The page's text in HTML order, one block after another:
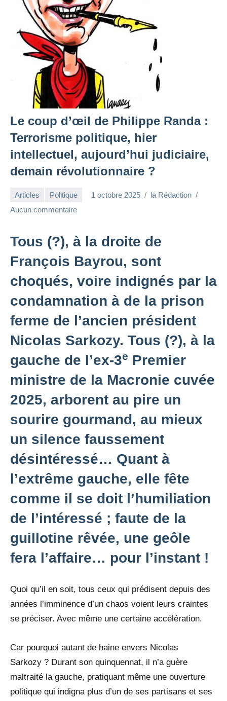
Le coup d’œil de Philippe Randa :
Terrorisme politique, hier
intellectuel, aujourd’hui judiciaire,
demain révolutionnaire ?
Articles Politique 1 octobre 2025
la Rédaction
Aucun commentaire
Tous (?), à la droite de
François Bayrou, sont
choqués, voire indignés par la
condamnation à de la prison
ferme de l’ancien président
Nicolas Sarkozy. Tous (?), à la
gauche de l’ex-3e Premier
ministre de la Macronie cuvée
2025, arborent au pire un
sourire gourmand, au mieux
un silence faussement
désintéressé… Quant à
l’extrême gauche, elle fête
comme il se doit l’humiliation
de l’intéressé ; faute de la
guillotine rêvée, une geôle
fera l’affaire… pour l’instant !
Quoi qu’il en soit, tous ceux qui prédisent depuis des
années l’imminence d’un chaos voient leurs craintes
se préciser. Avec même une certaine accélération.
Car pourquoi autant de haine envers Nicolas
Sarkozy ? Durant son quinquennat, il n’a guère
maltraité la gauche, pratiquant même une ouverture
politique qui indigna plus d’un de ses partisans et ses